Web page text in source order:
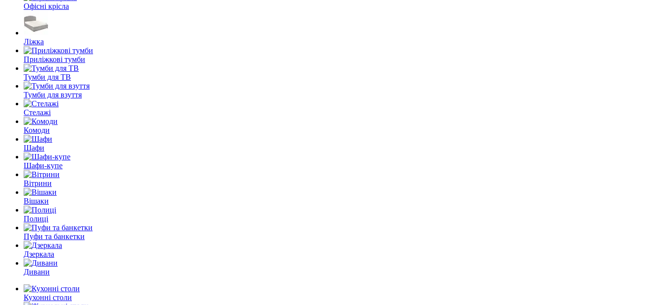
Офісні крісла
Ліжка
Приліжкові тумби
Тумби для ТВ
Тумби для взуття
Стелажі
Комоди
Шафи
Шафи-купе
Вітрини
Вішаки
Полиці
Пуфи та банкетки
Дзеркала
Дивани
Кухонні столи